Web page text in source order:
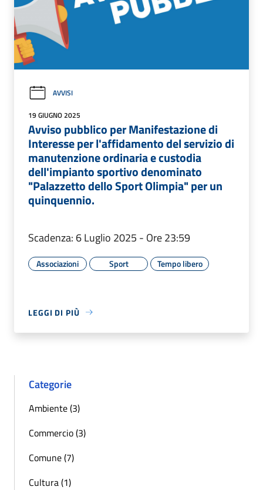
AVVISI
19 GIUGNO 2025
Avviso pubblico per Manifestazione di
Interesse per l'affidamento del servizio di
manutenzione ordinaria e custodia
dell'impianto sportivo denominato
"Palazzetto dello Sport Olimpia" per un
quinquennio.
Scadenza: 6 Luglio 2025 - Ore 23:59
Associazioni Sport Tempo libero
LEGGI DI PIÙ
Categorie
Ambiente (3)
Commercio (3)
Comune (7)
Cultura (1)